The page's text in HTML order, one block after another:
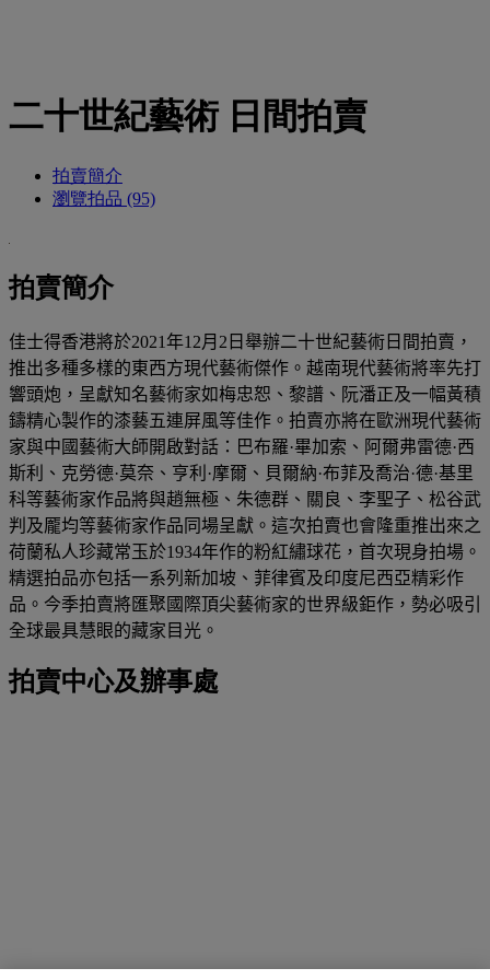
二十世紀藝術 日間拍賣
拍賣簡介
瀏覽拍品 (95)
拍賣簡介
佳士得香港將於2021年12月 2 日舉辦二十世紀藝術日間拍賣，
推出多種多樣的東西方現代藝術傑作。越南現代藝術將率先打
響頭炮，呈獻知名藝術家如梅忠恕、黎譜、阮潘正及一幅黃積
鑄精心製作的漆藝五連屏風等佳作。拍賣亦將在歐洲現代藝術
家與中國藝術大師開啟對話：巴布羅·畢加索 、阿爾弗雷德·西
斯利、克勞德·莫奈、亨利 ·摩爾、貝爾納·布菲及喬治·德·基里
科等藝術家作品將與趙無極、朱德群、關良、李聖子、松谷武
判及龎均等藝術家作品同場呈獻。這次拍賣也會隆重推出來之
荷蘭私人珍藏常玉於1934年作的粉紅繡球花，首次現身拍場。
精選拍品亦包括一系列新加坡、菲律賓及印度尼西亞精彩作
品。今季拍賣將匯聚國際頂尖藝術家的世界級鉅作，勢必吸引
全球最具慧眼的藏家目光。
拍賣中心及辦事處